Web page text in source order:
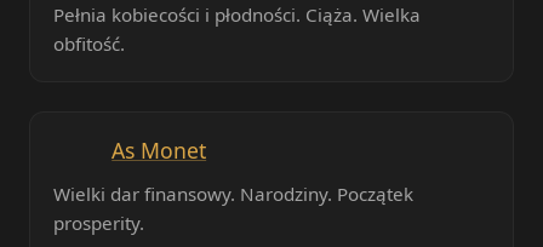
Pełnia kobiecości i płodności. Ciąża. Wielka
obfitość.
As Monet
Wielki dar finansowy. Narodziny. Początek
prosperity.